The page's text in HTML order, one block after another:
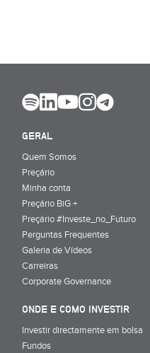
GERAL
Quem Somos
Preçário
Minha conta
Preçário BiG +
Preçário #Investe_no_Futuro
Perguntas Frequentes
Galeria de Vídeos
Carreiras
Corporate Governance
ONDE E COMO INVESTIR
Investir directamente em bolsa
Fundos